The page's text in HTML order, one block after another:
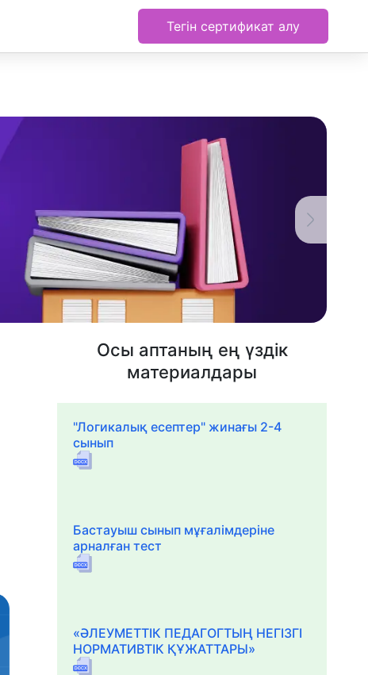
Тегін сертификат алу
Осы аптаның ең үздік
материалдары
"Логикалық есептер" жинағы 2-4
сынып
Бастауыш сынып мұғалімдеріне
арналған тест
«ӘЛЕУМЕТТІК ПЕДАГОГТЫҢ НЕГІЗГІ
НОРМАТИВТІК ҚҰЖАТТАРЫ»